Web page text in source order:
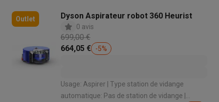
Outlet Dyson Aspirateur robot 360 Heurist
0 avis
699,00 €
664,05 €
-5%
Usage: Aspirer | Type station de vidange
automatique: Pas de station de vidange |